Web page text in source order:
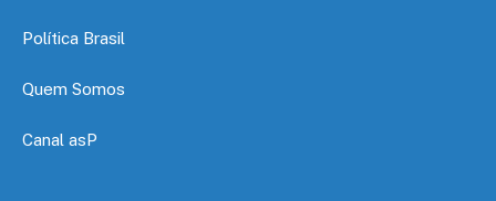
Política Brasil
Quem Somos
Canal asP